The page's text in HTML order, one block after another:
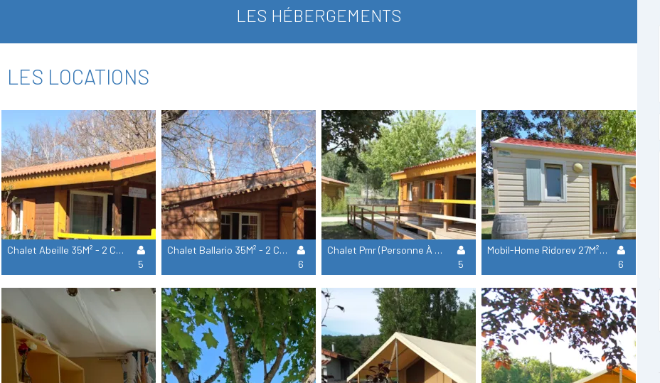
LES HÉBERGEMENTS
LES LOCATIONS
Chalet Abeille 35M² - 2 Chambres (T1)
5
Chalet Ballario 35M² - 2 Chambres (T2)
6
Chalet Pmr (Personne À Mobilité Réduite) 35M² - 2 Chambres (T3)
5
Mobil-Home Ridorev 27M² - 2 Chambres (T4)
6